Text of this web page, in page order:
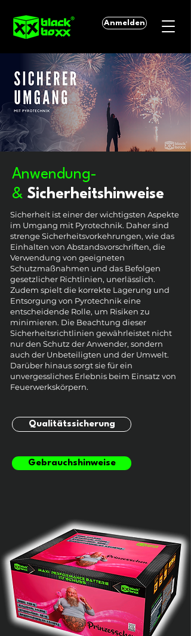
Anmelden
Anwendung-
& Sicherheitshinweise
Sicherheit ist einer der wichtigsten Aspekte
im Umgang mit Pyrotechnik. Daher sind
strenge Sicherheitsvorkehrungen, wie das
Einhalten von Abstandsvorschriften, die
Verwendung von geeigneten
Schutzmaßnahmen und das Befolgen
gesetzlicher Richtlinien, unerlässlich.
Zudem spielt die korrekte Lagerung und
Entsorgung von Pyrotechnik eine
entscheidende Rolle, um Risiken zu
minimieren. Die Beachtung dieser
Sicherheitsrichtlinien gewährleistet nicht
nur den Schutz der Anwender, sondern
auch der Unbeteiligten und der Umwelt.
Darüber hinaus sorgt sie für ein
unvergessliches Erlebnis beim Einsatz von
Feuerwerkskörpern.
Qualitätssicherung
Gebrauchshinweise